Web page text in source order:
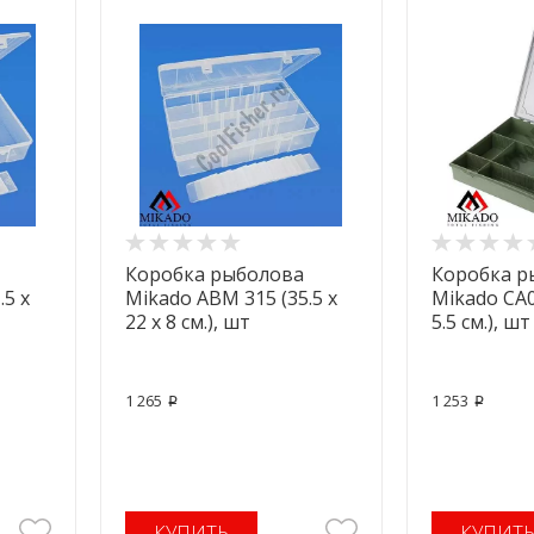
x
Коробка рыболова
Mikado ABM 315 (35.5 x
22 x 8 см.), шт
1 265 p
Коробка
Mikado
5.5 см.), шт
1 253 p